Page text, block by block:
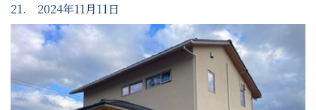
21. 2024年11月11日